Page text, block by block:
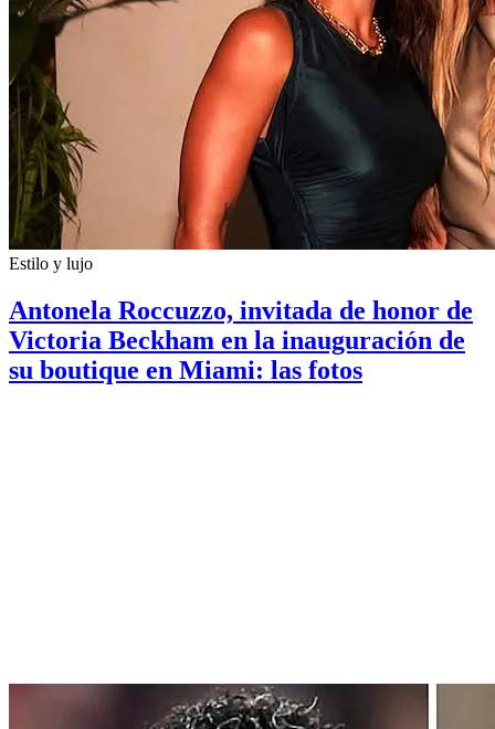
Estilo y lujo
Antonela Roccuzzo, invitada de honor de
Victoria Beckham en la inauguración de
su boutique en Miami: las fotos